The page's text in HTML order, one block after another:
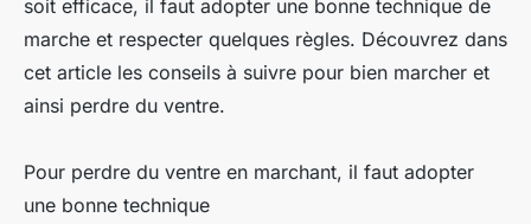
soit efficace, il faut adopter une bonne technique de
marche et respecter quelques règles. Découvrez dans
cet article les conseils à suivre pour bien marcher et
ainsi perdre du ventre.
Pour perdre du ventre en marchant, il faut adopter
une bonne technique